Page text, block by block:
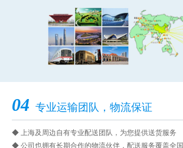
04 专业运输团队，物流保证
◆ 上海及周边自有专业配送团队，为您提供送货服务
◆ 公司也拥有长期合作的物流伙伴，配送服务覆盖全国